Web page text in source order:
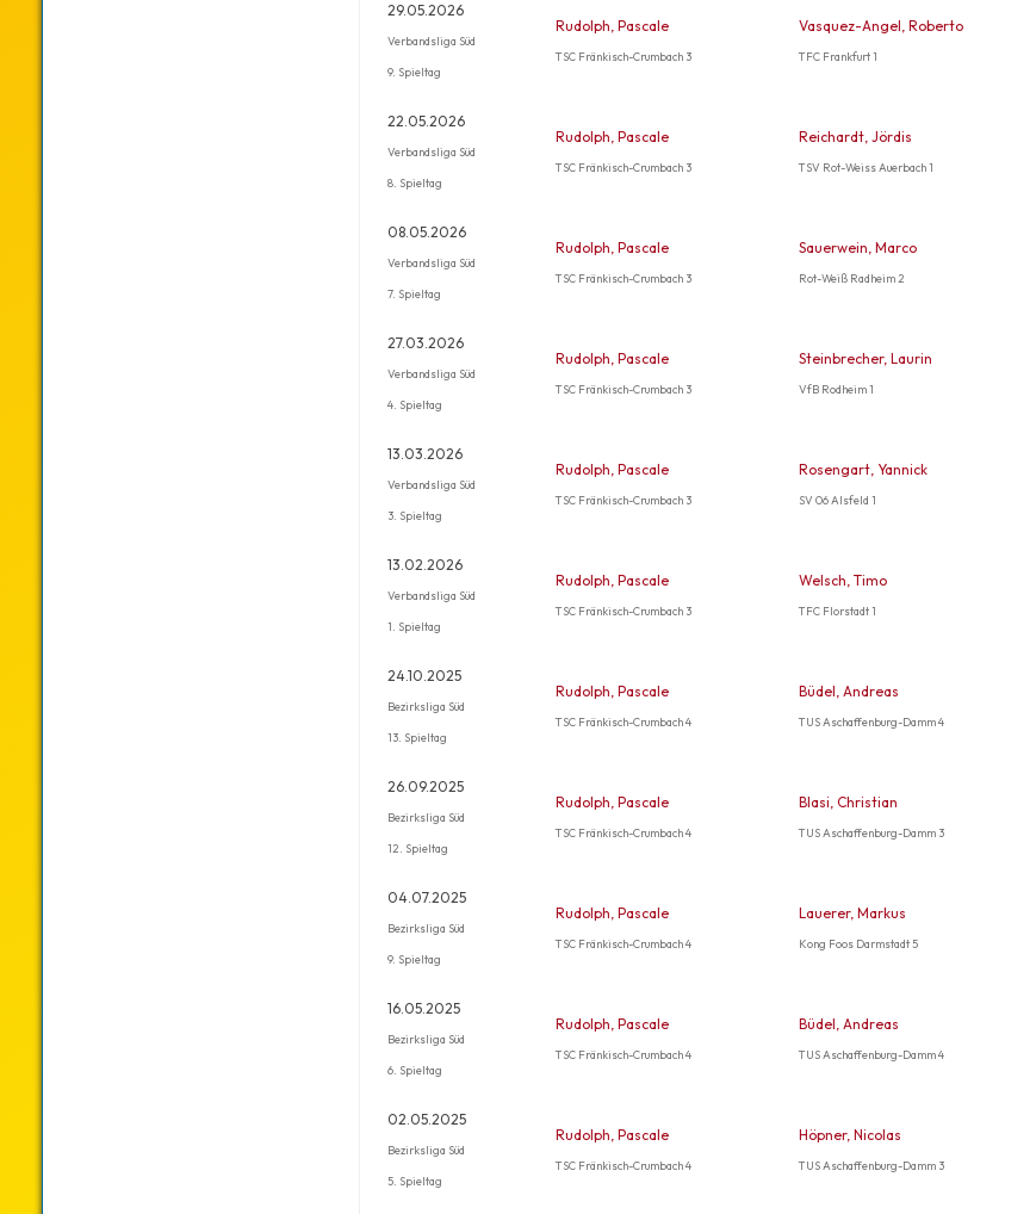
29.05.2026
Verbandsliga Süd
9. Spieltag
Rudolph, Pascale
TSC Fränkisch-Crumbach 3
Vasquez-Angel, Roberto
TFC Frankfurt 1
22.05.2026
Verbandsliga Süd
8. Spieltag
Rudolph, Pascale
TSC Fränkisch-Crumbach 3
Reichardt, Jördis
TSV Rot-Weiss Auerbach 1
08.05.2026
Verbandsliga Süd
7. Spieltag
Rudolph, Pascale
TSC Fränkisch-Crumbach 3
Sauerwein, Marco
Rot-Weiß Radheim 2
27.03.2026
Verbandsliga Süd
4. Spieltag
Rudolph, Pascale
TSC Fränkisch-Crumbach 3
Steinbrecher, Laurin
VfB Rodheim 1
13.03.2026
Verbandsliga Süd
3. Spieltag
Rudolph, Pascale
TSC Fränkisch-Crumbach 3
Rosengart, Yannick
SV 06 Alsfeld 1
13.02.2026
Verbandsliga Süd
1. Spieltag
Rudolph, Pascale
TSC Fränkisch-Crumbach 3
Welsch, Timo
TFC Florstadt 1
24.10.2025
Bezirksliga Süd
13. Spieltag
Rudolph, Pascale
TSC Fränkisch-Crumbach 4
Büdel, Andreas
TUS Aschaffenburg-Damm 4
26.09.2025
Bezirksliga Süd
12. Spieltag
Rudolph, Pascale
TSC Fränkisch-Crumbach 4
Blasi, Christian
TUS Aschaffenburg-Damm 3
04.07.2025
Bezirksliga Süd
9. Spieltag
Rudolph, Pascale
TSC Fränkisch-Crumbach 4
Lauerer, Markus
Kong Foos Darmstadt 5
16.05.2025
Bezirksliga Süd
6. Spieltag
Rudolph, Pascale
TSC Fränkisch-Crumbach 4
Büdel, Andreas
TUS Aschaffenburg-Damm 4
02.05.2025
Bezirksliga Süd
5. Spieltag
Rudolph, Pascale
TSC Fränkisch-Crumbach 4
Höpner, Nicolas
TUS Aschaffenburg-Damm 3